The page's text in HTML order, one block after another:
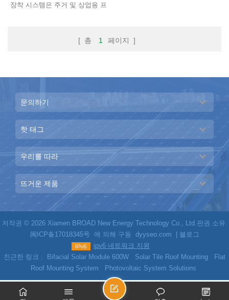
장착 시스템은 주거 및 상업용 프
[ 총 1 페이지 ]
문의하기
핫 태그
우리를 따라
뜨거운 제품
저작권 © 2026 Xiamen BROAD New Energy Technology Co., Ltd.판권 소유.
闽ICP备17018345号
에 의해 구동 dyyseo.com
블로그
ipv6 네트워크 지원
친근한 링크 :
Bifacial Solar Module 600W Solar Tile Roof Mounting
Flat
Roof Mounting System
Photovoltaic System Solutions
메